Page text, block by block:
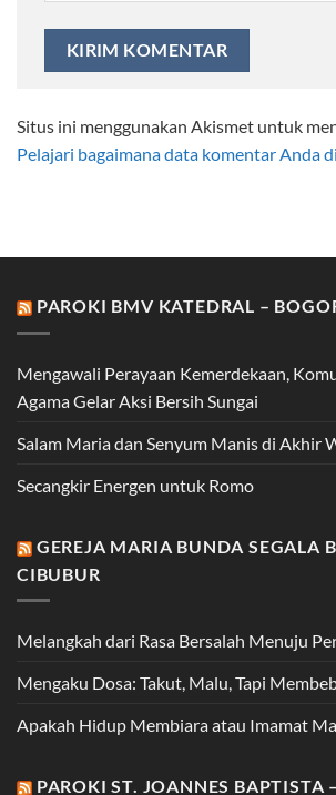
Situs ini menggunakan Akismet untuk
Pelajari bagaimana data komentar Anda
PAROKI BMV KATEDRAL –
Mengawali Perayaan Kemerdekaan,
Agama Gelar Aksi Bersih Sungai
Salam Maria dan Senyum Manis di Akhir
Secangkir Energen untuk Romo
GEREJA MARIA BUNDA SEGALA
CIBUBUR
Melangkah dari Rasa Bersalah Menuju
Mengaku Dosa: Takut, Malu, Tapi
Apakah Hidup Membiara atau Imamat
PAROKI ST. JOANNES BAPTISTA